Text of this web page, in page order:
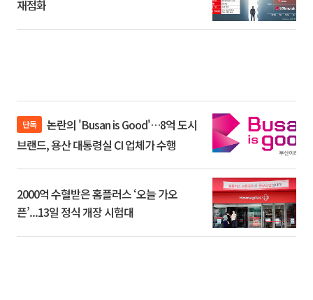
재점화
단독
브랜드, 용산 대통령실 CI 업체가 수행
2000억 수혈받은 홈플러스 ‘오늘 가오
픈’...13일 정식 개장 시험대